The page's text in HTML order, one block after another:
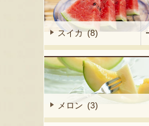
スイカ (8)
メロン (3)